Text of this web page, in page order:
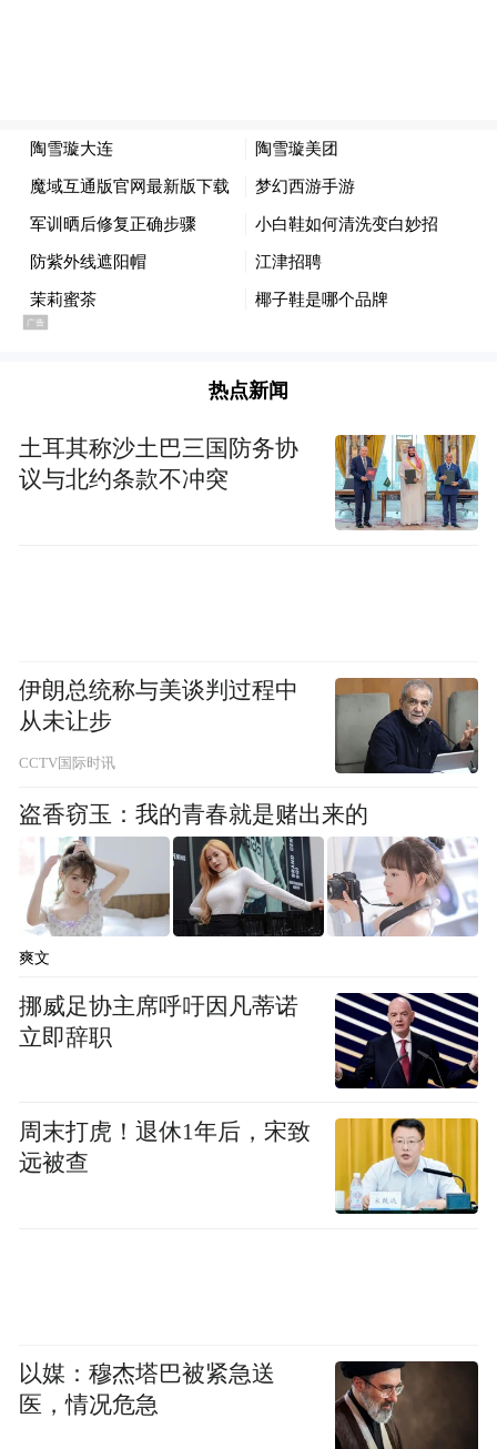
热点新闻
土耳其称沙土巴三国防务协
议与北约条款不冲突
伊朗总统称与美谈判过程中
从未让步
CCTV国际时讯
盗香窃玉：我的青春就是赌出来的
爽文
挪威足协主席呼吁因凡蒂诺
立即辞职
周末打虎！退休1年后，宋致
远被查
以媒：穆杰塔巴被紧急送
医，情况危急